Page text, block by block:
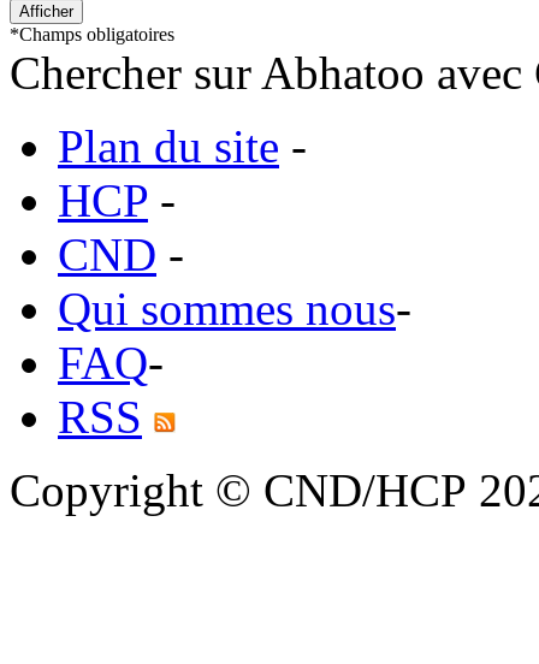
*Champs obligatoires
Chercher sur Abhatoo
Plan du site -
HCP -
CND -
Qui sommes nous-
FAQ-
RSS
Copyright © CND/HCP